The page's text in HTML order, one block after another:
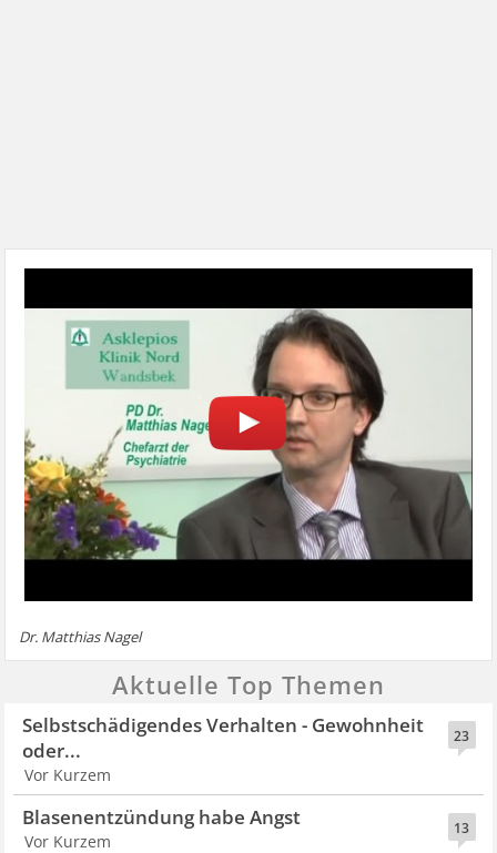
Dr. Matthias Nagel
Aktuelle Top Themen
23
Selbstschädigendes Verhalten - Gewohnheit
oder...
Vor Kurzem
13
Blasenentzündung habe Angst
Vor Kurzem